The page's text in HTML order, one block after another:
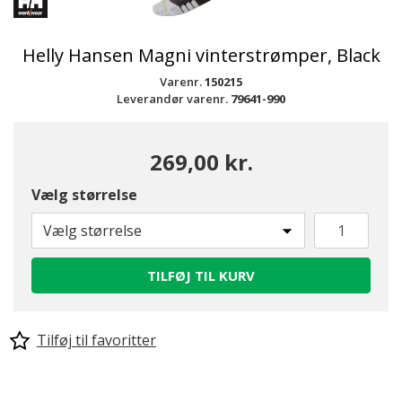
Helly Hansen Magni vinterstrømper, Black
Varenr.150215
Leverandør varenr. 79641-990
269,00 kr.
Vælg størrelse
Vælg størrelse
TILFØJ TIL KURV
Tilføj til favoritter